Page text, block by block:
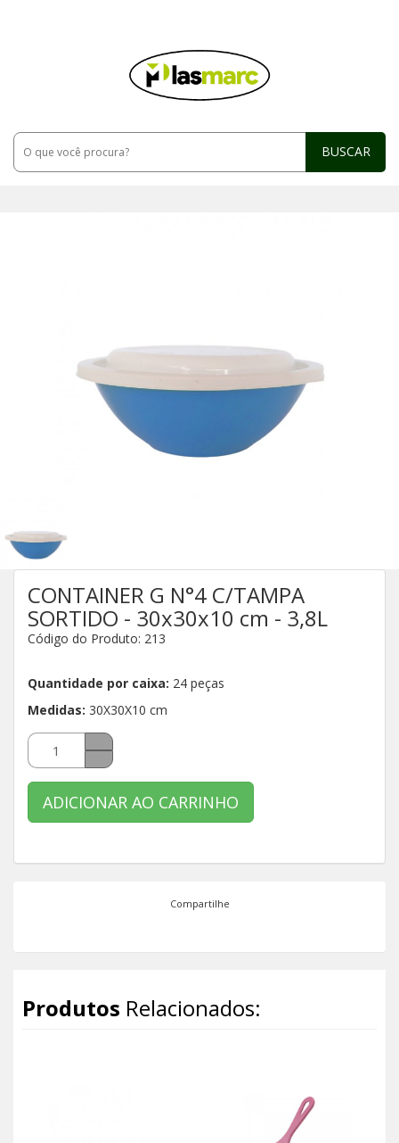
BUSCAR
CONTAINER G N°4 C/TAMPA
SORTIDO - 30x30x10 cm - 3,8L
Código do Produto: 213
Quantidade por caixa: 24 peças
Medidas: 30X30X10 cm
ADICIONAR AO CARRINHO
Compartilhe
Produtos Relacionados: